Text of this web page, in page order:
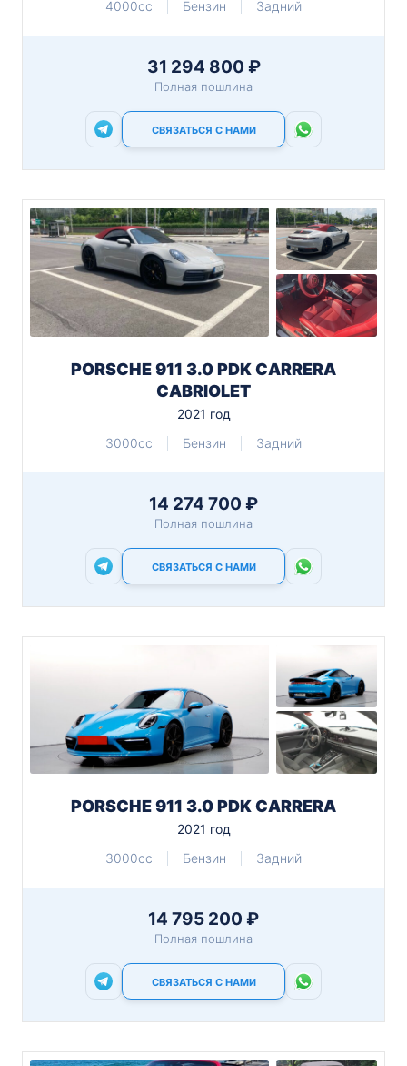
4000cc Бензин Задний
31 294 800 ₽
Полная пошлина
СВЯЗАТЬСЯ С НАМИ
PORSCHE 911 3.0 PDK CARRERA
CABRIOLET
2021 год
3000cc
Бензин Задний
14 274 700 ₽
Полная пошлина
СВЯЗАТЬСЯ С НАМИ
PORSCHE 911 3.0 PDK CARRERA
2021 год
3000cc
Бензин Задний
14 795 200 ₽
Полная пошлина
СВЯЗАТЬСЯ С НАМИ